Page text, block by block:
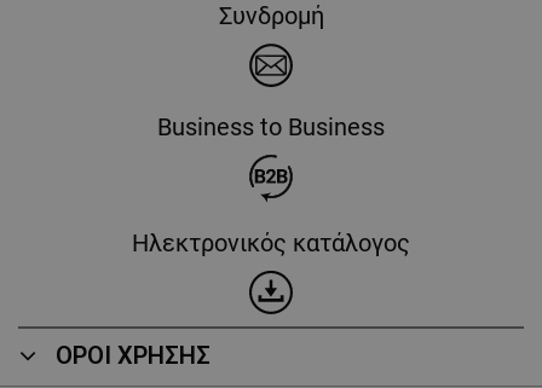
Συνδρομή
Business to Business
Ηλεκτρονικός κατάλογος
ΟΡΟΙ ΧΡΗΣΗΣ